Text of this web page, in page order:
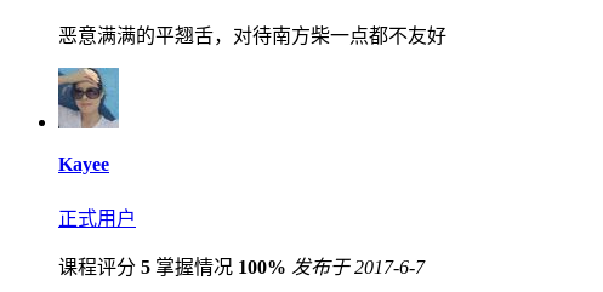
恶意满满的平翘舌，对待南方柴一点都不友好
Kayee
正式用户
课程评分 5 掌握情况 100% 发布于 2017-6-7